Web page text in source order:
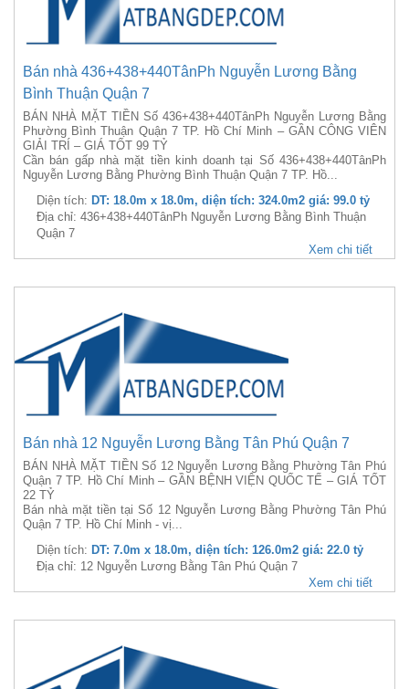
Bán nhà 436+438+440TânPh Nguyễn Lương Bằng
Bình Thuận Quận 7
BÁN NHÀ MẶT TIỀN Số 436+438+440TânPh Nguyễn Lương Bằng
Phường Bình Thuận Quận 7 TP. Hồ Chí Minh – GẦN CÔNG VIÊN
GIẢI TRÍ – GIÁ TỐT 99 TỶ
Cần bán gấp nhà mặt tiền kinh doanh tại Số 436+438+440TânPh
Nguyễn Lương Bằng Phường Bình Thuận Quận 7 TP. Hồ...
Diện tích: DT: 18.0m x 18.0m, diện tích: 324.0m2 giá: 99.0 tỷ
Địa chỉ: 436+438+440TânPh Nguyễn Lương Bằng Bình Thuận
Quận 7
Xem chi tiết
Bán nhà 12 Nguyễn Lương Bằng Tân Phú Quận 7
BÁN NHÀ MẶT TIỀN Số 12 Nguyễn Lương Bằng Phường Tân Phú
Quận 7 TP. Hồ Chí Minh – GẦN BỆNH VIỆN QUỐC TẾ – GIÁ TỐT
22 TỶ
Bán nhà mặt tiền tại Số 12 Nguyễn Lương Bằng Phường Tân Phú
Quận 7 TP. Hồ Chí Minh - vị...
Diện tích: DT: 7.0m x 18.0m, diện tích: 126.0m2 giá: 22.0 tỷ
Địa chỉ: 12 Nguyễn Lương Bằng Tân Phú Quận 7
Xem chi tiết